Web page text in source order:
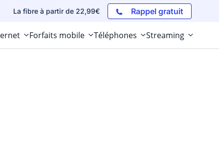
La fibre à partir de 22,99€ Rappel gratuit
Forfaits mobile Téléphones Streaming